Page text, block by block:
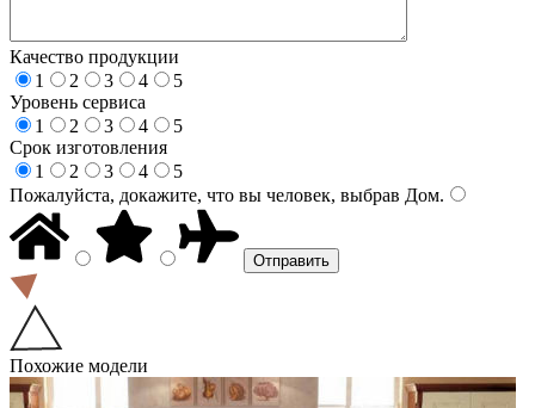
Качество продукции
1
2 3 4
5
Уровень сервиса
1
2 3 4
5
Срок изготовления
1
2 3 4
5
Пожалуйста, докажите, что вы человек, выбрав Дом.
Похожие модели